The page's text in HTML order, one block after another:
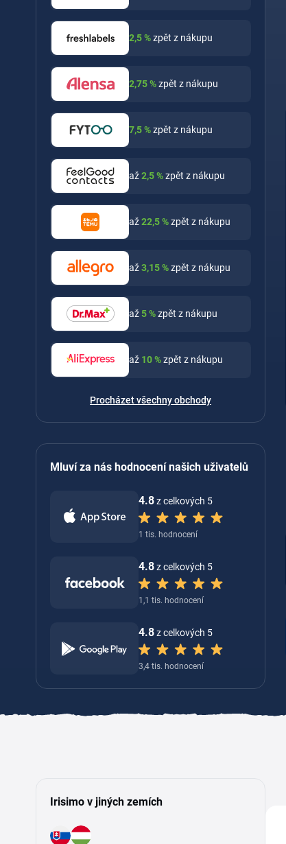
2,5%zpět z nákupu
2,75%zpět z nákupu
7,5%zpět z nákupu
až2,5%zpět z nákupu
až22,5%zpět z nákupu
až3,15%zpět z nákupu
až5%zpět z nákupu
až 10%zpět z nákupu
Procházet všechny obchody
Mluví za nás hodnocení našich uživatelů
4.8z celkových 5
1 tis. hodnocení
4.8z celkových 5
1,1 tis. hodnocení
4.8z celkových 5
3,4 tis. hodnocení
Irisimo v jiných zemích